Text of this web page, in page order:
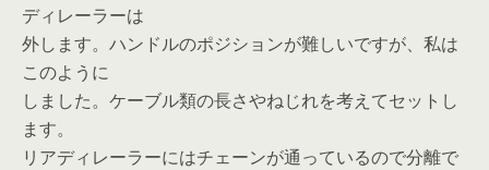
ディレーラーは
外します。ハンドルのポジションが難しいですが、私は
このように
しました。ケーブル類の長さやねじれを考えてセットし
ます。
リアディレーラーにはチェーンが通っているので分離で